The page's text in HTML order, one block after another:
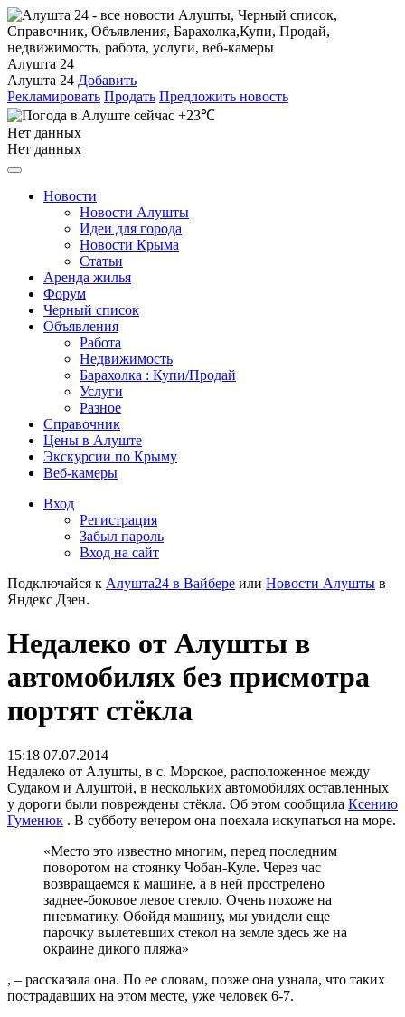
Алушта 24
Алушта 24 Добавить
Рекламировать Продать Предложить новость
+23℃
Нет данных
Нет данных
Новости
Новости Алушты
Идеи для города
Новости Крыма
Статьи
Аренда жилья
Форум
Черный список
Объявления
Работа
Недвижимость
Барахолка : Купи/Продай
Услуги
Разное
Справочник
Цены в Алуште
Экскурсии по Крыму
Веб-камеры
Вход
Регистрация
Забыл пароль
Вход на сайт
Подключайся к Алушта24 в Вайбере или Новости Алушты в
Яндекс Дзен.
Недалеко от Алушты в
автомобилях без присмотра
портят стёкла
15:18 07.07.2014
Недалеко от Алушты, в с. Морское, расположенное между
Судаком и Алуштой, в нескольких автомобилях оставленных
у дороги были повреждены стёкла. Об этом сообщила Ксению
Гуменюк . В субботу вечером она поехала искупаться на море.
«Место это известно многим, перед последним
поворотом на стоянку Чобан-Куле. Через час
возвращаемся к машине, а в ней прострелено
заднее-боковое левое стекло. Очень похоже на
пневматику. Обойдя машину, мы увидели еще
парочку вылетевших стекол на земле здесь же на
окраине дикого пляжа»
, – рассказала она. По ее словам, позже она узнала, что таких
пострадавших на этом месте, уже человек 6-7.